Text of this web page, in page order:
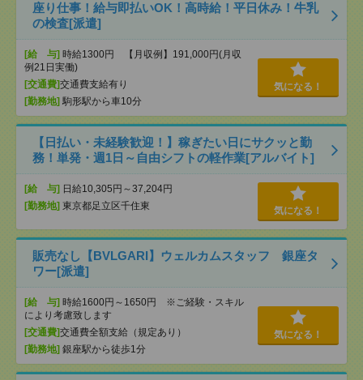
座り仕事！給与即払いOK！高時給！平日休み！牛乳
の検査[派遣]
[給 与] 時給1300円 【月収例】191,000円(月収
例21日実働)
[交通費]交通費支給有り
[勤務地] 駒形駅から車10分
気になる！
【日払い・未経験歓迎！】稼ぎたい日にサクッと勤
務！単発・週1日～自由シフトの軽作業[アルバイト]
[給 与] 日給10,305円～37,204円
[勤務地] 東京都足立区千住東 気になる！
販売なし【BVLGARI】ウェルカムスタッフ 銀座タ
ワー[派遣]
[給 与] 時給1600円～1650円 ※ご経験・スキル
により考慮致します
[交通費]交通費全額支給（規定あり）
[勤務地] 銀座駅から徒歩1分
気になる！